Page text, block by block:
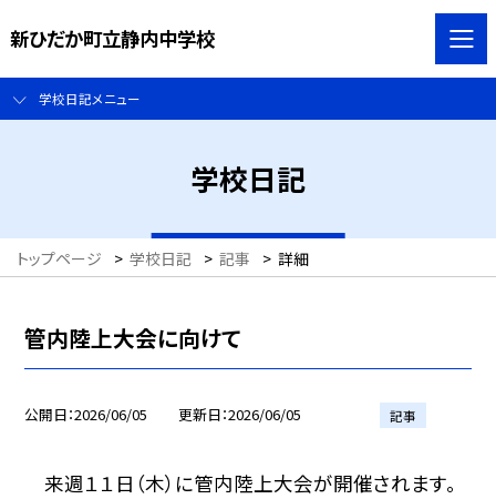
新ひだか町立静内中学校
学校日記メニュー
学校日記
トップページ > 学校日記 > 記事 > 詳細
管内陸上大会に向けて
公開日 2026/06/05 更新日 2026/06/05 記事
来週１１日（木）に管内陸上大会が開催されます。